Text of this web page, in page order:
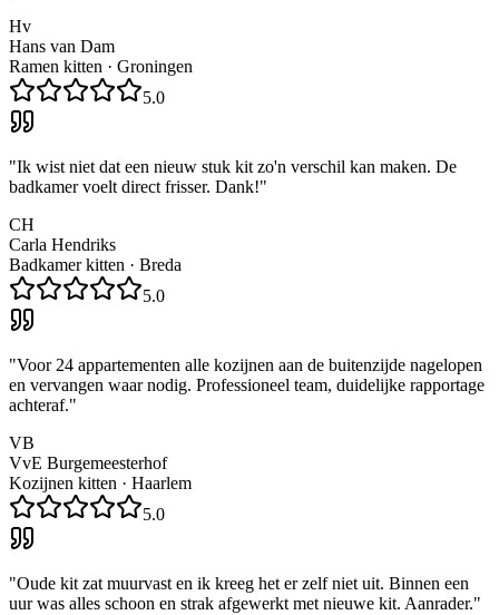
Hv
Hans van Dam
Ramen kitten · Groningen
5.0
"Ik wist niet dat een nieuw stuk kit zo'n verschil kan maken. De
badkamer voelt direct frisser. Dank!"
CH
Carla Hendriks
Badkamer kitten · Breda
5.0
"Voor 24 appartementen alle kozijnen aan de buitenzijde nagelopen
en vervangen waar nodig. Professioneel team, duidelijke rapportage
achteraf."
VB
VvE Burgemeesterhof
Kozijnen kitten · Haarlem
5.0
"Oude kit zat muurvast en ik kreeg het er zelf niet uit. Binnen een
uur was alles schoon en strak afgewerkt met nieuwe kit. Aanrader."